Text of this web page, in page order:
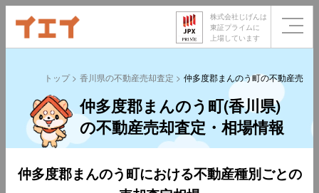
株式会社じげんは
東証プライムに
上場しています
トップ 香川県の不動産売却査定 仲多度郡まんのう町の不動産売却
仲多度郡まんのう町(香川県)
の不動産売却査定・相場情報
仲多度郡まんのう町における不動産種別ごとの